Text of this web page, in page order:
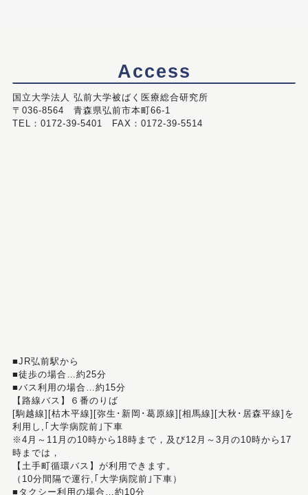
Access
国立大学法人 弘前大学被ばく医療総合研究所
〒036-8564 青森県弘前市本町66-1
TEL：0172-39-5401 FAX：0172-39-5514
■JR弘前駅から
■徒歩の場合…約25分
■バス利用の場合…約15分
【路線バス】６番のりば
[駒越線][枯木平線][弥生･新岡･葛原線][相馬線][大秋･居森平線]を
利用し,｢大学病院前｣下車
※4月～11月の10時から18時まで，及び12月～3月の10時から17
時までは，
【土手町循環バス】が利用できます。
（10分間隔で運行,｢大学病院前｣下車）
■タクシー利用の場合…約10分